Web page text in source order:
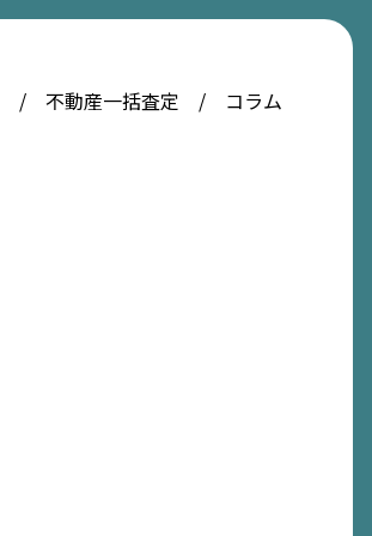
不動産一括査定 コラム